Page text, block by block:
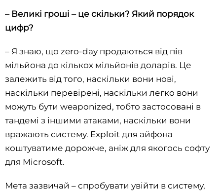
– Великі гроші – це скільки? Який порядок
цифр?
– Я знаю, що zero-day продаються від пів
мільйона до кількох мільйонів доларів. Це
залежить від того, наскільки вони нові,
наскільки перевірені, наскільки легко вони
можуть бути weaponized, тобто застосовані в
тандемі з іншими атаками, наскільки вони
вражають систему. Exploit для айфона
коштуватиме дорожче, аніж для якогось софту
для Microsoft.
Мета зазвичай – спробувати увійти в систему,